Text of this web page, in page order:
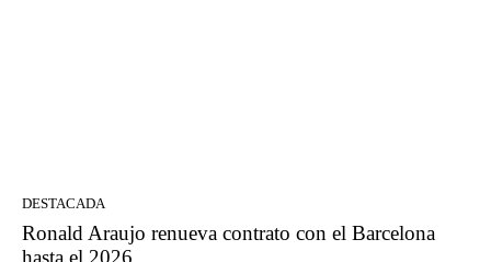
DESTACADA
Ronald Araujo renueva contrato con el Barcelona